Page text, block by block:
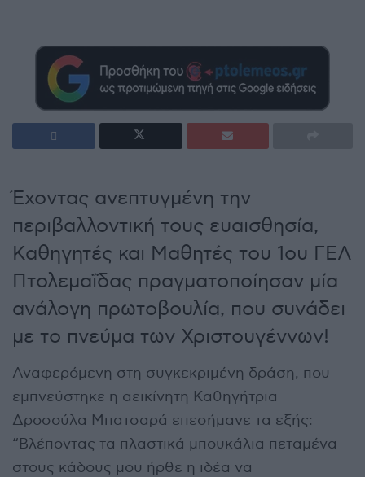
Έχοντας ανεπτυγμένη την
περιβαλλοντική τους ευαισθησία,
Καθηγητές και Μαθητές του 1ου ΓΕΛ
Πτολεμαΐδας πραγματοποίησαν μία
ανάλογη πρωτοβουλία, που συνάδει
με το πνεύμα των Χριστουγέννων!
Αναφερόμενη στη συγκεκριμένη δράση, που
εμπνεύστηκε η αεικίνητη Καθηγήτρια
Δροσούλα Μπατσαρά επεσήμανε τα εξής:
“Βλέποντας τα πλαστικά μπουκάλια πεταμένα
στους κάδους μου ήρθε η ιδέα να